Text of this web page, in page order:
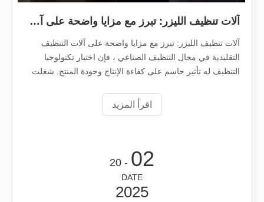
هل هو خيار جيد؟ ما مدى قوة اللحام بالليزر？
لقد أحدث اللحام بالليزر ثورة في التصنيع الحديث بفضل دقته وكفاءته الفائقة.
آلات تنظيف الليزر: تبرز مع مزايا واضحة على آلات التنظيف التقليدية
آلات تنظيف الليزر: تبرز مع مزايا واضحة على آلات التنظيف
التقليدية في مجال التنظيف الصناعي ، فإن اختيار تكنولوجيا
التنظيف له تأثير حاسم على كفاءة الإنتاج وجودة المنتج. شغلت
اقرأ المزيد
02
- 20
DATE
2025